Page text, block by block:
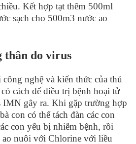
Kết hợp tạt thêm 500ml
sạch cho 500m3 nước ao
thân do virus
nghệ và kiến thức của thú
cách để điều trị bệnh hoại tử
IMN gây ra. Khi gặp trường hợp
con có thể tách đàn các con
con yếu bị nhiễm bệnh, rồi
ao nuôi với Chlorine với liều